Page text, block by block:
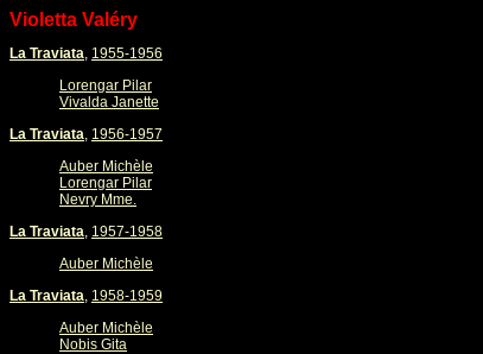
Violetta Valéry
La Traviata, 1955-1956
Lorengar Pilar
Vivalda Janette
La Traviata, 1956-1957
Auber Michèle
Lorengar Pilar
Nevry Mme.
La Traviata, 1957-1958
Auber Michèle
La Traviata, 1958-1959
Auber Michèle
Nobis Gita